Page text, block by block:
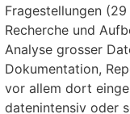
Fragestellungen
Recherche und
Analyse grosser
Dokumentation,
vor allem dort
datenintensiv oder